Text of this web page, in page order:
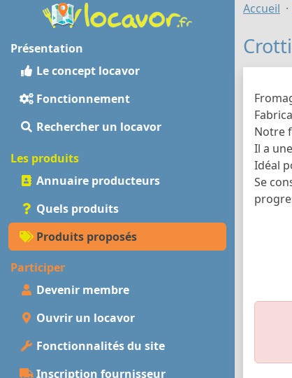
Présentation
Le concept locavor
Fonctionnement
Rechercher un locavor
Les produits
Annuaire producteurs
Quels produits
Produits proposés
Participer
Devenir membre
Ouvrir un locavor
Fonctionnalités du site
Inscription fournisseur
Accueil
Notre
Il a
Idéal
Se